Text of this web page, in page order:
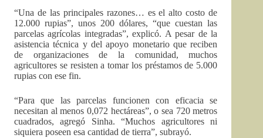
“Una de las principales razones… es el alto costo de
12.000 rupias”, unos 200 dólares, “que cuestan las
parcelas agrícolas integradas”, explicó. A pesar de la
asistencia técnica y del apoyo monetario que reciben
de organizaciones de la comunidad, muchos
agricultores se resisten a tomar los préstamos de 5.000
rupias con ese fin.
“Para que las parcelas funcionen con eficacia se
necesitan al menos 0,072 hectáreas”, o sea 720 metros
cuadrados, agregó Sinha. “Muchos agricultores ni
siquiera poseen esa cantidad de tierra”, subrayó.